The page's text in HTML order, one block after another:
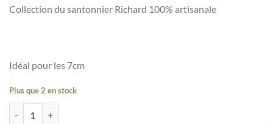
Collection du santonnier Richard 100% artisanale
Idéal pour les 7cm
Plus que 2 en stock